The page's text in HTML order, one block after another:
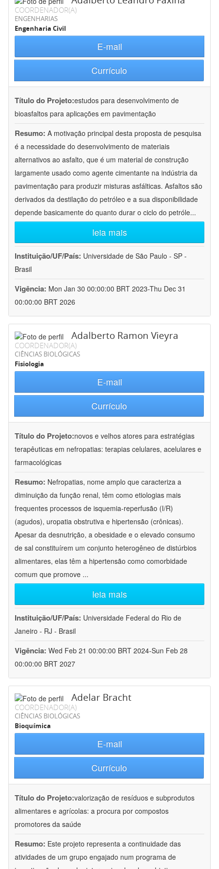
COORDENADOR(A)
ENGENHARIAS
Engenharia Civil
E-mail
Currículo
Título do Projeto:estudos para desenvolvimento de
bioasfaltos para aplicações em pavimentação
Resumo: A motivação principal desta proposta de pesquisa
é a necessidade do desenvolvimento de materiais
alternativos ao asfalto, que é um material de construção
largamente usado como agente cimentante na indústria da
pavimentação para produzir misturas asfálticas. Asfaltos são
derivados da destilação do petróleo e a sua disponibilidade
depende basicamente do quanto durar o ciclo do petróle...
leia mais
Instituição/UF/País: Universidade de São Paulo - SP -
Brasil
Vigência: Mon Jan 30 00:00:00 BRT 2023-Thu Dec 31
00:00:00 BRT 2026
Adalberto Ramon Vieyra
COORDENADOR(A)
CIÊNCIAS BIOLÓGICAS
Fisiologia
E-mail
Currículo
Título do Projeto:novos e velhos atores para estratégias
terapêuticas em nefropatias: terapias celulares, acelulares e
farmacológicas
Resumo: Nefropatias, nome amplo que caracteriza a
diminuição da função renal, têm como etiologias mais
frequentes processos de isquemia-reperfusão (I/R)
(agudos), uropatia obstrutiva e hipertensão (crônicas).
Apesar da desnutrição, a obesidade e o elevado consumo
de sal constituírem um conjunto heterogêneo de distúrbios
alimentares, elas têm a hipertensão como comorbidade
comum que promove ...
leia mais
Instituição/UF/País: Universidade Federal do Rio de
Janeiro - RJ - Brasil
Vigência: Wed Feb 21 00:00:00 BRT 2024-Sun Feb 28
00:00:00 BRT 2027
Adelar Bracht
COORDENADOR(A)
CIÊNCIAS BIOLÓGICAS
Bioquímica
E-mail
Currículo
Título do Projeto:valorização de resíduos e subprodutos
alimentares e agrícolas: a procura por compostos
promotores da saúde
Resumo: Este projeto representa a continuidade das
atividades de um grupo engajado num programa de